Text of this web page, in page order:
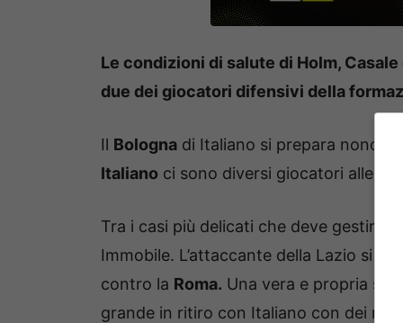
Le condizioni di salute di Holm,
due dei giocatori difensivi della
Il Bologna di Italiano si prepara
Italiano ci sono diversi giocatori alle
Tra i casi più delicati che deve gestire
Immobile. L’attaccante della Lazio si è
contro la Roma. Una vera e propria
grande in ritiro con Italiano con dei